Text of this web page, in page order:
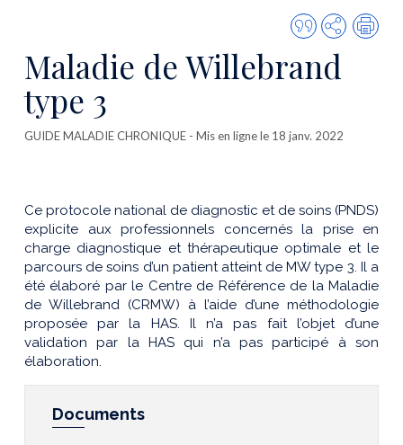
Citer
cette
publication
Partager
Maladie de Willebrand
type 3
GUIDE MALADIE CHRONIQUE - Mis en ligne le 18 janv. 2022
Ce protocole national de diagnostic et de soins (PNDS)
explicite aux professionnels concernés la prise en
charge diagnostique et thérapeutique optimale et le
parcours de soins d’un patient atteint de MW type 3. Il a
été élaboré par le Centre de Référence de la Maladie
de Willebrand (CRMW) à l’aide d’une méthodologie
proposée par la HAS. Il n’a pas fait l’objet d’une
validation par la HAS qui n’a pas participé à son
élaboration.
Documents